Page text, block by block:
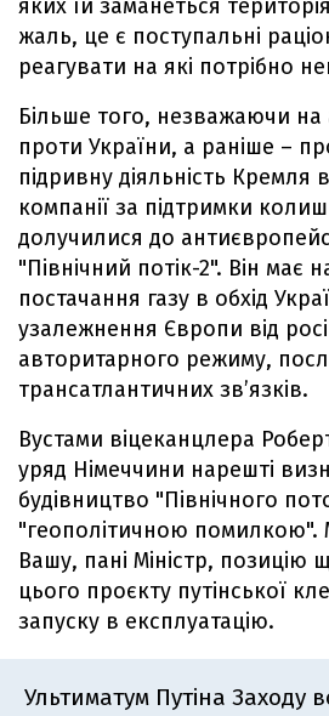
яких їй заманеться
жаль, це є поступальні
реагувати на які потрібно
Більше того, незважаючи на
проти України, а раніше –
підривну діяльність Кремля
компанії за підтримки
долучилися до
"Північний потік-2". Він має
постачання газу в обхід
узалежнення Європи від
авторитарного режиму,
трансатлантичних зв’язків.
Вустами віцеканцлера
уряд Німеччини нарешті
будівництво "Північного
"геополітичною помилкою".
Вашу, пані Міністр,
цього проєкту путінської
запуску в експлуатацію.
Ультиматум Путіна Заходу